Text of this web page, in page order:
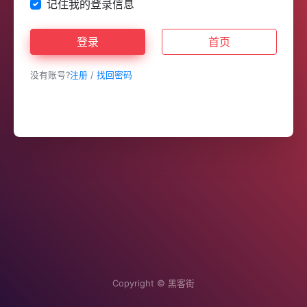
记住我的登录信息
登录 首页
没有账号?注册 / 找回密码
Copyright © 黑客街